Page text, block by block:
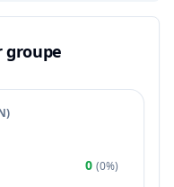
groupe
)
0 (0%)